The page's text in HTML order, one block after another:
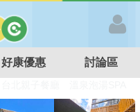
好康優惠 討論區
廳 溫泉泡湯SPA